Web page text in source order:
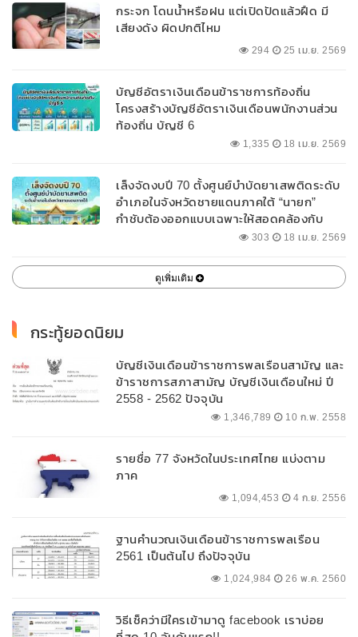
กระจก โดนน้ำหรือฝน แต่เปิดปัดแล้วฝืด มี
เสียงดัง ผิดปกติไหม
294 25 เม.ย. 2569
บัญชีอัตราเงินเดือนข้าราชการท้องถิ่น
โครงสร้างบัญชีอัตราเงินเดือนพนักงานส่วน
ท้องถิ่น บัญชี 6
1,335 18 เม.ย. 2569
เล็งจัดงบปี 70 ตั้งศูนย์บำบัดยาเสพติดระดับ
อำเภอในจังหวัดชายแดนภาคใต้ “นายก”
กำชับต้องออกแบบเฉพาะให้สอดคล้องกับ
303 18 เม.ย. 2569
ดูเพิ่มเติม
กระทู้ยอดนิยม
บัญชีเงินเดือนข้าราชการพลเรือนสามัญ และ
ข้าราชการสภาสามัญ บัญชีเงินเดือนใหม่ ปี
2558 - 2562 ปัจจุบัน
1,346,789 10 ก.พ. 2558
รายชื่อ 77 จังหวัดในประเทศไทย แบ่งตาม
ภาค
1,094,453 4 ก.ย. 2556
ฐานคำนวณเงินเดือนข้าราชการพลเรือน
2561 เป็นต้นไป ถึงปัจจุบัน
1,024,984 26 พ.ค. 2560
วิธีเช็คว่ามีใครเข้ามาดู facebook เราบ่อย